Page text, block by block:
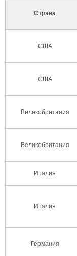
Страна
США
США
Великобритания
Великобритания
Италия
Италия
Германия